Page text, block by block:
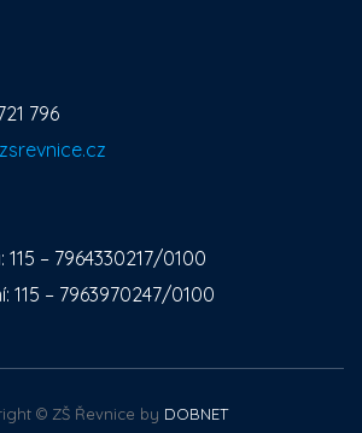
796
– 7964330217/0100
115 – 7963970247/0100
© ZŠ Řevnice by DOBNET